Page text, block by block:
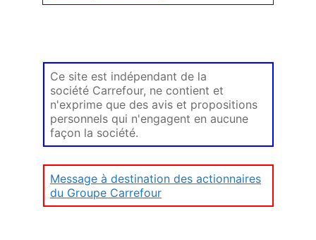
Ce site est indépendant de la
société Carrefour, ne contient et
n'exprime que des avis et propositions
personnels qui n'engagent en aucune
façon la société.
Message à destination des actionnaires
du Groupe Carrefour